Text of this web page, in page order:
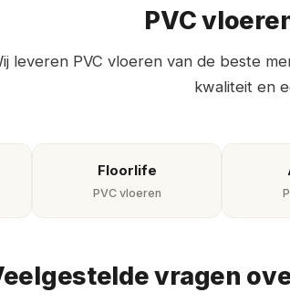
PVC
leveren PVC vloeren van de beste
kwaliteit en
Floorlife
PVC vloeren
vragen